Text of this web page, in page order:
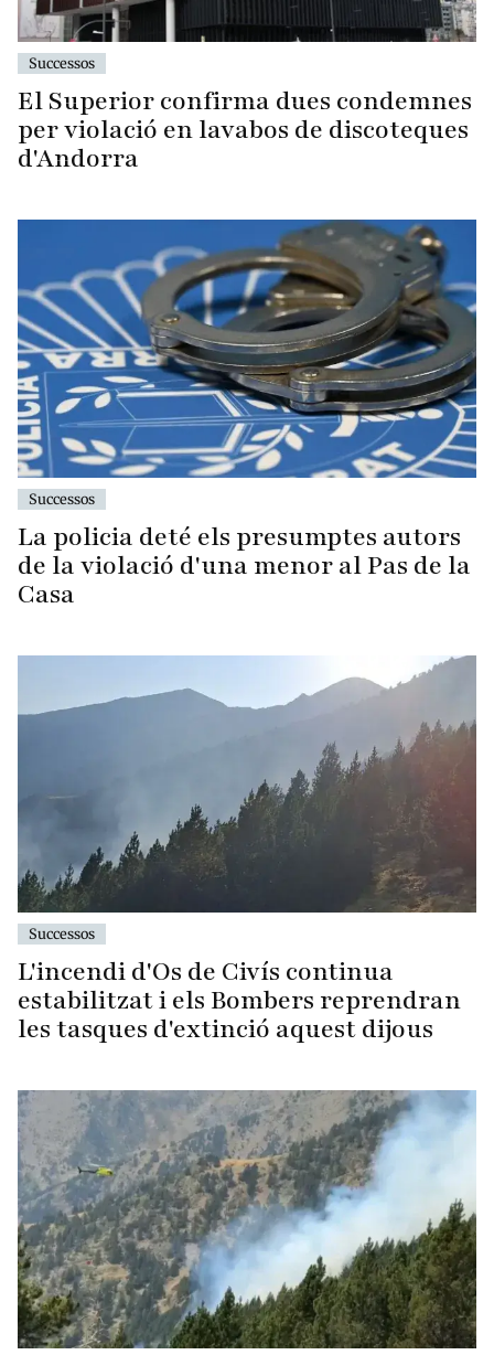
Successos
El Superior confirma dues condemnes
per violació en lavabos de discoteques
d'Andorra
Successos
La policia deté els presumptes autors
de la violació d'una menor al Pas de la
Casa
Successos
L'incendi d'Os de Civís continua
estabilitzat i els Bombers reprendran
les tasques d'extinció aquest dijous